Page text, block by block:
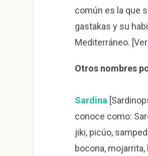
común es la que
gastakas y su
Mediterráneo. [Ver
Otros nombres
Sardina
conoce como:
jiki, picúo,
bocona,